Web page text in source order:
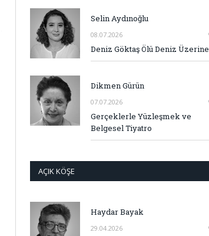
Selin Aydınoğlu
08.07.2026
Deniz Göktaş Ölü Deniz Üzerine
Dikmen Gürün
07.07.2026
Gerçeklerle Yüzleşmek ve
Belgesel Tiyatro
AÇIK KÖŞE
Haydar Bayak
29.04.2026